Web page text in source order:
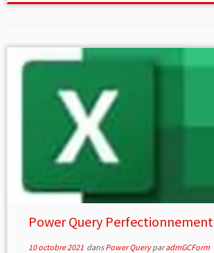
Power Query Perfectionnement
10 octobre 2021dansPower QueryparadmGCForm